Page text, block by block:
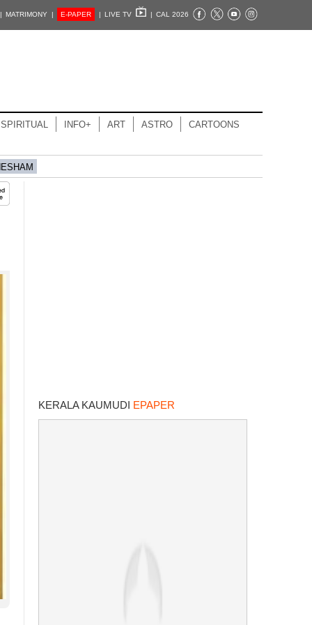
| MATRIMONY | E-PAPER | LIVE TV | CAL 2026
SPIRITUAL INFO+ ART ASTRO CARTOONS
KERALA KAUMUDI EPAPER